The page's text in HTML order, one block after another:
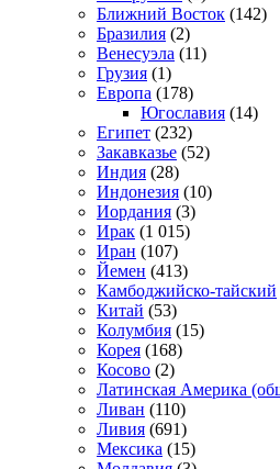
Ближний Восток (142)
Бразилия (2)
Венесуэла (11)
Грузия (1)
Европа (178)
Югославия (14)
Египет (232)
Закавказье (52)
Индия (28)
Индонезия (10)
Иордания (3)
Ирак (1 015)
Иран (107)
Йемен (413)
Камбоджийско-тайский
Китай (53)
Колумбия (15)
Корея (168)
Косово (2)
Латинская Америка
Ливан (110)
Ливия (691)
Мексика (15)